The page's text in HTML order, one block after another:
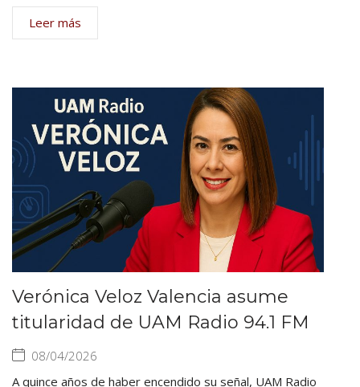
Leer más
Verónica Veloz Valencia asume
titularidad de UAM Radio 94.1 FM
08/04/2026
A quince años de haber encendido su señal, UAM Radio